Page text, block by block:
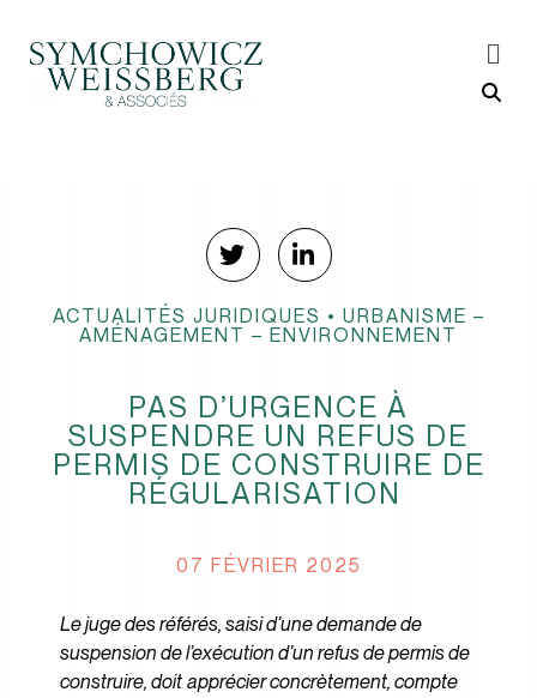
ACTUALITÉS JURIDIQUES • URBANISME –
AMÉNAGEMENT – ENVIRONNEMENT
PAS D’URGENCE À
SUSPENDRE UN REFUS DE
PERMIS DE CONSTRUIRE DE
RÉGULARISATION
07 FÉVRIER 2025
Le juge des référés, saisi d’une demande de
suspension de l’exécution d’un refus de permis de
construire, doit apprécier concrètement, compte